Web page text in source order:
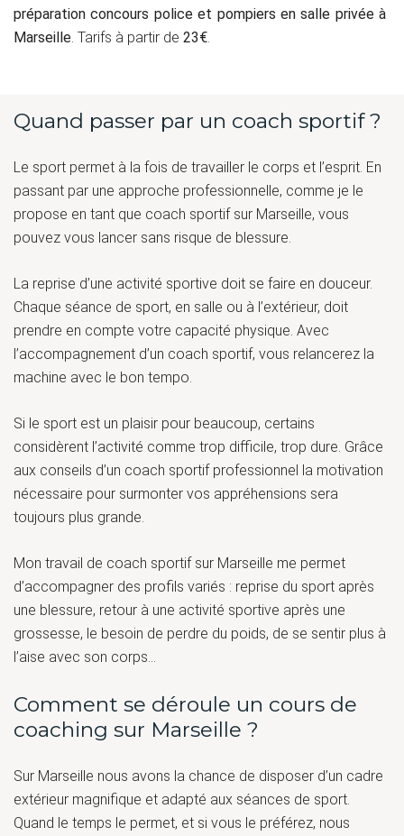
préparation concours police et pompiers en salle privée à
Marseille. Tarifs à partir de 23€.
Quand passer par un coach sportif ?
Le sport permet à la fois de travailler le corps et l’esprit. En
passant par une approche professionnelle, comme je le
propose en tant que coach sportif sur Marseille, vous
pouvez vous lancer sans risque de blessure.
La reprise d’une activité sportive doit se faire en douceur.
Chaque séance de sport, en salle ou à l’extérieur, doit
prendre en compte votre capacité physique. Avec
l’accompagnement d’un coach sportif, vous relancerez la
machine avec le bon tempo.
Si le sport est un plaisir pour beaucoup, certains
considèrent l’activité comme trop difficile, trop dure. Grâce
aux conseils d’un coach sportif professionnel la motivation
nécessaire pour surmonter vos appréhensions sera
toujours plus grande.
Mon travail de coach sportif sur Marseille me permet
d’accompagner des profils variés : reprise du sport après
une blessure, retour à une activité sportive après une
grossesse, le besoin de perdre du poids, de se sentir plus à
l’aise avec son corps…
Comment se déroule un cours de
coaching sur Marseille ?
Sur Marseille nous avons la chance de disposer d’un cadre
extérieur magnifique et adapté aux séances de sport.
Quand le temps le permet, et si vous le préférez, nous